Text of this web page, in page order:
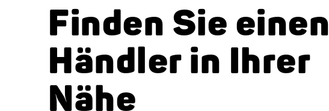
Finden Sie einen
Händler in Ihrer
Nähe